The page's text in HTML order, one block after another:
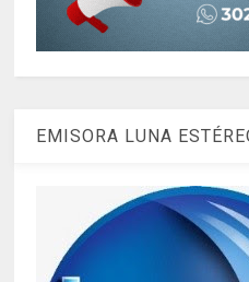
EMISORA LUNA